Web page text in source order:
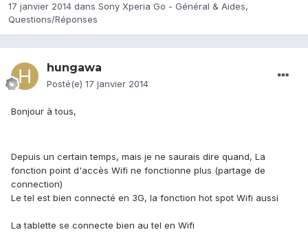
17 janvier 2014 dans Sony Xperia Go - Général & Aides,
Questions/Réponses
hungawa
Posté(e) 17 janvier 2014
Bonjour à tous,
Depuis un certain temps, mais je ne saurais dire quand, La
fonction point d'accès Wifi ne fonctionne plus (partage de
connection)
Le tel est bien connecté en 3G, la fonction hot spot Wifi aussi
La tablette se connecte bien au tel en Wifi